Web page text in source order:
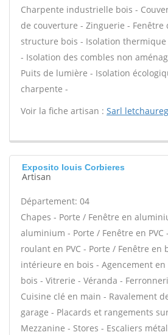
Charpente industrielle bois -
de couverture - Zinguerie - Fenêtre
structure bois - Isolation
- Isolation des combles non
Puits de lumière - Isolation
charpente -
Voir la fiche artisan : Sarl
Exposito louis Corbieres
Artisan
Département: 04
Chapes - Porte / Fenêtre en
aluminium - Porte / Fenêtre en
roulant en PVC - Porte / Fenêtre en
intérieure en bois - Agencement en
bois - Vitrerie - Véranda -
Cuisine clé en main - Ravalement
garage - Placards et rangements
Mezzanine - Stores - Escaliers